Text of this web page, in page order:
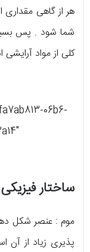
هر از گاهی
شما شود . پس
کلی از مواد آرایشی
06b6-
]
ساختار
موم : عنصر شکل
پذیری زیاد از آن